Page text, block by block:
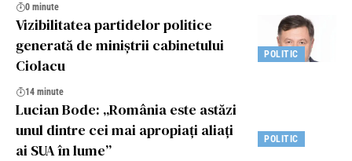
0 minute
POLITIC
Vizibilitatea partidelor politice
generată de miniștrii cabinetului
Ciolacu
14 minute
POLITIC
Lucian Bode: „România este astăzi
unul dintre cei mai apropiați aliați
ai SUA în lume”